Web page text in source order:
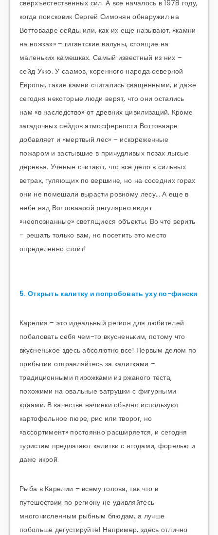
сверхъестественных сил. А все началось в 1978 году,
когда поисковик Сергей Симонян обнаружил на
Воттовааре сейды или, как их еще называют, «камни
на ножках» – гигантские валуны, стоящие на
маленьких камешках. Самый известный из них –
сейд Укко. У саамов, коренного народа северной
Европы, такие камни считались священными, и даже
сегодня некоторые люди верят, что они остались
нам «в наследство» от древних цивилизаций. Кроме
загадочных сейдов атмосферности Воттовааре
добавляет и «мертвый лес» – искореженные
пожаром и застывшие в причудливых позах лысые
деревья. Ученые считают, что все дело в сильных
ветрах, гуляющих по вершине, но на соседних горах
они не помешали вырасти ровному лесу… А еще в
небе над Воттоваарой регулярно видят
«неопознанные» светящиеся объекты. Во что верить
– решать только вам, но посетить это место
определенно стоит!
5. Открыть калитку и попробовать уху по-фински
Карелия – это идеальный регион для любителей
побаловать себя чем-то вкусненьким, потому что
вкусненькое здесь абсолютно все! Первым делом по
прибытии отправляйтесь за калитками –
традиционными пирожками из ржаного теста,
похожими на овальные ватрушки с фигурными
краями. В качестве начинки обычно используют
картофельное пюре, рис или творог, но
«ассортимент» постоянно расширяется, и сегодня
туристам предлагают калитки с ягодами, форелью и
даже икрой.
Рыба в Карелии – всему голова, так что в
путешествии по региону не удивляйтесь
многочисленным рыбным блюдам, а лучше
побольше дегустируйте! Например, здесь отлично